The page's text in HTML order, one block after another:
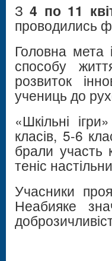
З4 по 11
проводились
Головна мета
способу
розвиток
учениць до
«Шкільні
класів, 5-6
брали участь
теніс
Учасники
Неабияке